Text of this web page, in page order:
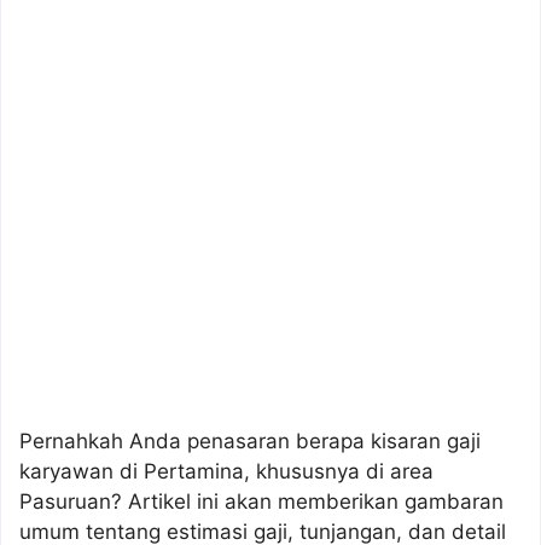
Pernahkah Anda penasaran berapa kisaran gaji
karyawan di Pertamina, khususnya di area
Pasuruan? Artikel ini akan memberikan gambaran
umum tentang estimasi gaji, tunjangan, dan detail